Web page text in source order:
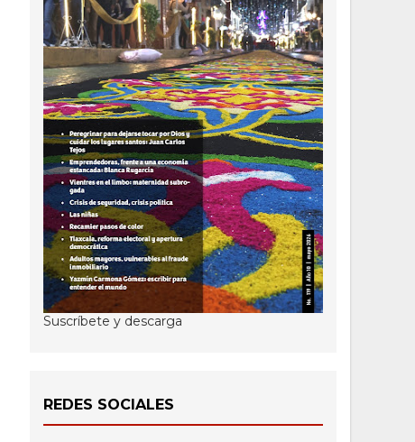
Suscríbete y descarga
REDES SOCIALES